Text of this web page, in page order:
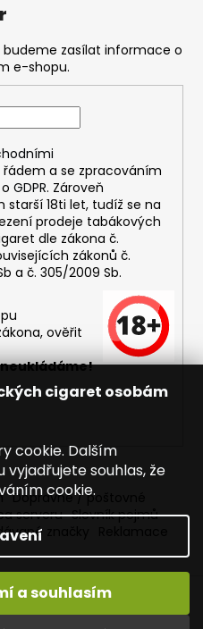
cigaret osobám
cookie. Dalším
souhlas, že
cookie.
a souhlasím
zasílat informace o
e-shopu.
a se zpracováním
GDPR. Zároveň
starší 18ti let, tudíž se na
prodeje tabákových
dle zákona č.
zákonů č.
a č. 305/2009 Sb.
ověřit
Dopravné / poštovné
serveru Slovník pojmů
značky
Shoptet
- Specialista na e-cigarety.